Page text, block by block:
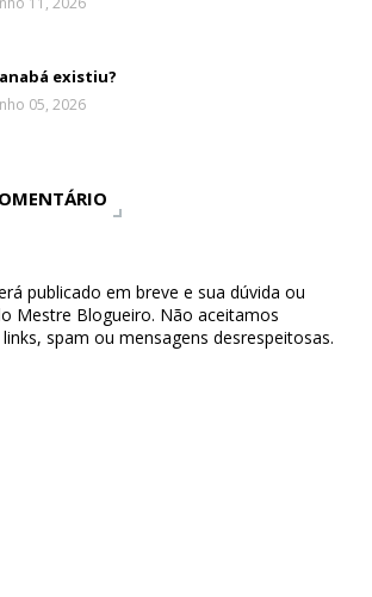
existiu?
05, 2026
publicado em breve e sua dúvida ou
Mestre Blogueiro. Não aceitamos
spam ou mensagens desrespeitosas.